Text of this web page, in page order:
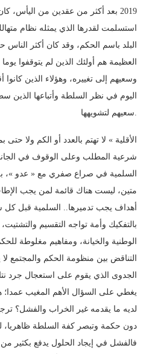
2019 بعد أكثر من عقدين من اليأس،
استسلمت لقدرها الذي يمثله نظام
البلد باسم الحكم، وقد كان أكثر
العظيمة هم أولئك الذين لم يتوقفوا
اليوم في نظر السلطة وأتباعها الذين
شرعية المطلب وعلى الوقوف في
السلمية في صراع صفري مع « عدو »،
متين، ليست هناك قائمة لمن يجب
أهداف يجب تدميرها.. السلمية قبل
بالتفكيك وأمة تواجه التقسيم
الوطنية والخيانة، ومفاهيم مغلوطة
التناقض بين منظومة الحكم والمجتمع
الجدوى الذي يقوم على استعجال جرد
يغطي على السؤال الأهم المغيب عمدا؛
لديه ما يقدمه غير الخراب والفشل؟
دون حكمة وتبصر كفة السلطة ظاهريا،
فالفشل في إيجاد الحلول يدفع بكثير